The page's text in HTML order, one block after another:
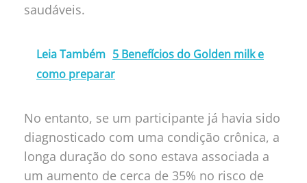
saudáveis.
Leia Também 5 Benefícios do Golden milk e
como preparar
No entanto, se um participante já havia sido
diagnosticado com uma condição crônica, a
longa duração do sono estava associada a
um aumento de cerca de 35% no risco de